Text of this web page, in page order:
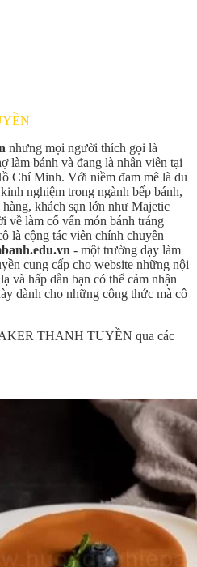
nhưng mọi người thích gọi là
làm bánh và đang là nhân viên tại
Chí Minh. Với niềm đam mê là du
nghiệm trong ngành bếp bánh,
khách sạn lớn như Majetic
về làm cố vấn món bánh tráng
là cộng tác viên chính chuyên
- một trường dạy làm
cung cấp cho website những nội
và hấp dẫn bạn có thể cảm nhận
dành cho những công thức mà cô
THANH TUYỀN qua các